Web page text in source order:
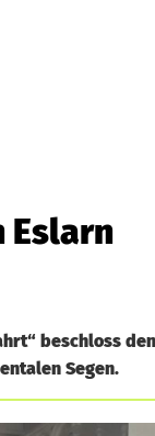
Eslarn
beschloss
Segen.